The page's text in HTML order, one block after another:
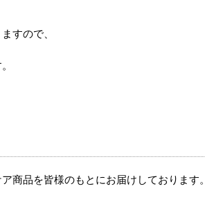
すので、
商品を皆様のもとにお届けしております。